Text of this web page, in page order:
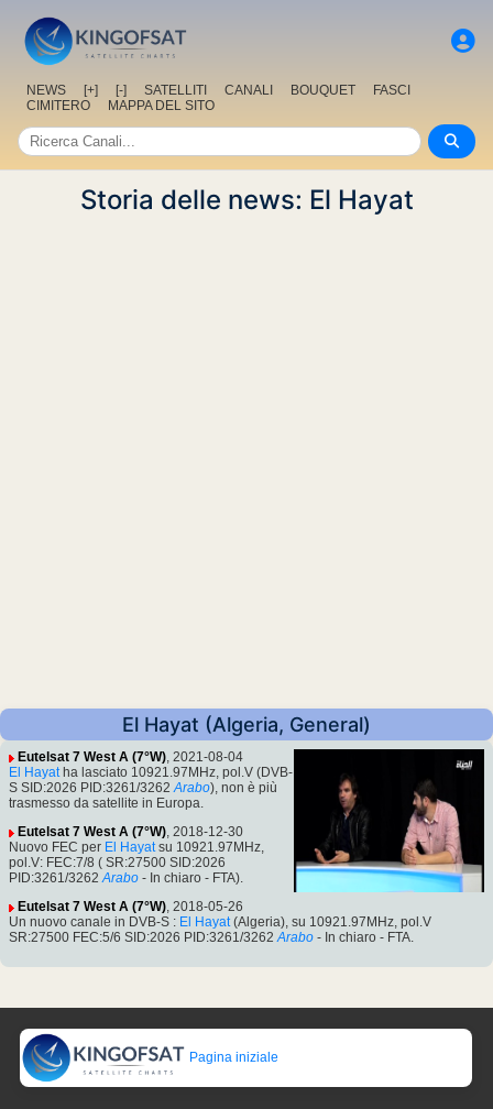
NEWS [+] [-] SATELLITI CANALI BOUQUET
FASCI
CIMITERO
MAPPA DEL SITO
Storia delle news: El Hayat
El Hayat (Algeria, General)
Eutelsat 7 West A (7°W), 2021-08-04
El Hayatha lasciato 10921.97MHz, pol.V (DVB-
S SID:2026 PID:3261/3262 Arabo), non è più
trasmesso da satellite in Europa.
Eutelsat 7 West A (7°W), 2018-12-30
Nuovo FEC per El Hayatsu 10921.97MHz,
pol.V: FEC:7/8 ( SR:27500 SID:2026
PID:3261/3262 Arabo - In chiaro - FTA).
Eutelsat 7 West A (7°W), 2018-05-26
Un nuovo canale in DVB-S : El Hayat(Algeria), su 10921.97MHz, pol.V
SR:27500 FEC:5/6 SID:2026 PID:3261/3262 Arabo - In chiaro - FTA.
Pagina iniziale